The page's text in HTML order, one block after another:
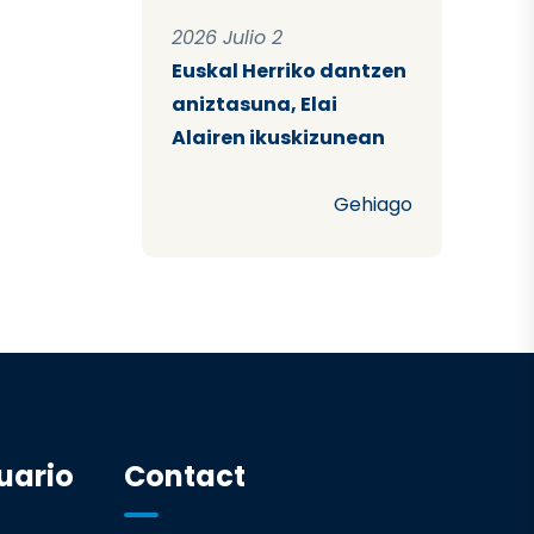
2026 Julio 2
Euskal Herriko dantzen
aniztasuna, Elai
Alairen ikuskizunean
Gehiago
Contact